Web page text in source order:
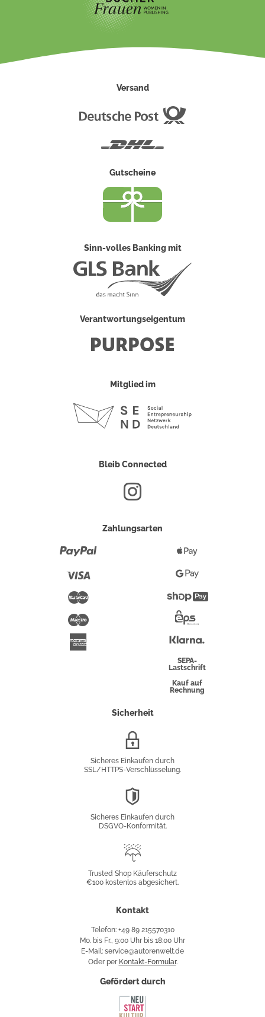
Versand
Gutscheine
Sinn-volles Banking mit
Verantwortungseigentum
Mitglied im
Bleib Connected
Zahlungsarten
Maestro
Pay
Google
Pay
Überweisung
SEPA-
Lastschrift
Kauf auf
Rechnung
Sicherheit
Sicheres Einkaufen durch
SSL/HTTPS-Verschlüsselung.
Sicheres Einkaufen durch
DSGVO-Konformität.
Käuferschutz
Trusted Shop Käuferschutz
€100 kostenlos abgesichert.
Kontakt
Telefon: +49 89 215570310
Mo. bis Fr., 9:00 Uhr bis 18:00 Uhr
E-Mail: service@autorenwelt.de
Oder per Kontakt-Formular.
Gefördert durch